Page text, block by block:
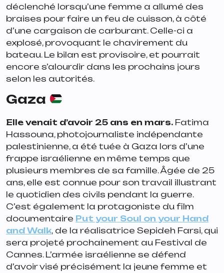
déclenché lorsqu’une femme a allumé des
braises pour faire un feu de cuisson, à côté
d’une cargaison de carburant. Celle-ci a
explosé, provoquant le chavirement du
bateau. Le bilan est provisoire, et pourrait
encore s’alourdir dans les prochains jours
selon les autorités.
Gaza
Elle venait d’avoir 25 ans en mars. Fatima
Hassouna, photojournaliste indépendante
palestinienne, a été tuée à Gaza lors d’une
frappe israélienne en même temps que
plusieurs membres de sa famille. Âgée de 25
ans, elle est connue pour son travail illustrant
le quotidien des civils pendant la guerre.
C’est également la protagoniste du film
documentaire Put your Soul on your Hand
and Walk, de la réalisatrice Sepideh Farsi, qui
sera projeté prochainement au Festival de
Cannes. L’armée israélienne se défend
d’avoir visé précisément la jeune femme et